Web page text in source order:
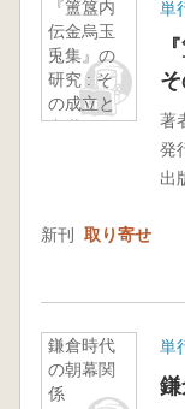
『簠簋内
伝金烏玉
兎集』の
研究 : そ
の成立と
中世仮名
単
著
発
出
新刊 取り寄せ
鎌倉時代
の朝幕関
係
単